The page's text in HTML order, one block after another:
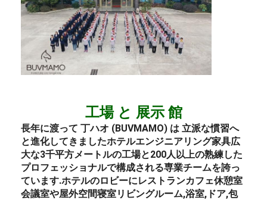
工場 と 展示 館
長年に渡って 丁ハオ (BUVMAMO) は 立派な慣習へ
と進化してきましたホテルエンジニアリング家具広
大な3千平方メートルの工場と200人以上の熟練した
プロフェッショナルで構成される専業チームを誇っ
ています.ホテルのロビーにレストランカフェ休憩室
会議室や屋外空間寝室リビングルーム,浴室,ドア,包